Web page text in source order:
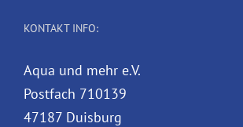
KONTAKT INFO:
Aqua und mehr e.V.
Postfach 710139
47187 Duisburg